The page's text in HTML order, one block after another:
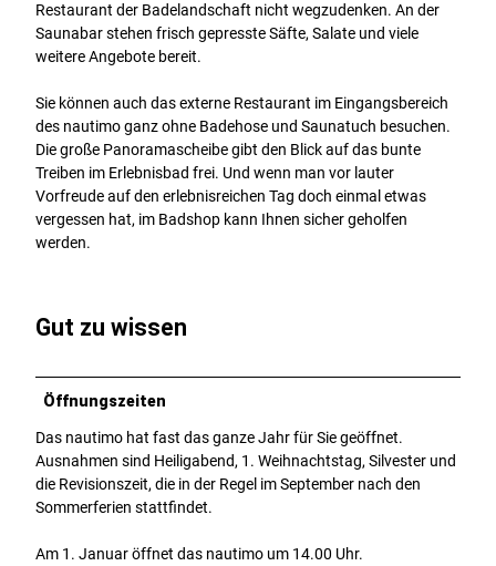
Restaurant der Badelandschaft nicht wegzudenken. An der
Saunabar stehen frisch gepresste Säfte, Salate und viele
weitere Angebote bereit.
Sie können auch das externe Restaurant im Eingangsbereich
des nautimo ganz ohne Badehose und Saunatuch besuchen.
Die große Panoramascheibe gibt den Blick auf das bunte
Treiben im Erlebnisbad frei. Und wenn man vor lauter
Vorfreude auf den erlebnisreichen Tag doch einmal etwas
vergessen hat, im Badshop kann Ihnen sicher geholfen
werden.
Gut zu wissen
Öffnungszeiten
Das nautimo hat fast das ganze Jahr für Sie geöffnet.
Ausnahmen sind Heiligabend, 1. Weihnachtstag, Silvester und
die Revisionszeit, die in der Regel im September nach den
Sommerferien stattfindet.
Am 1. Januar öffnet das nautimo um 14.00 Uhr.